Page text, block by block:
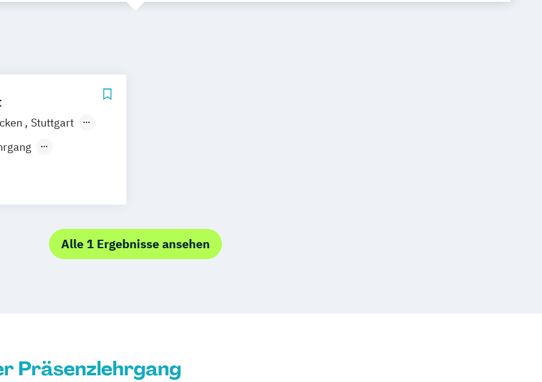
Stuttgart
am Main
Online Alle 1 Ergebnisse ansehen
Präsenzlehrgang